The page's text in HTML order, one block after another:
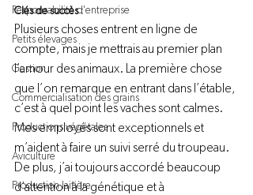
Responsabilité d'entreprise
Petits élevages
Gestion
Commercialisation des grains
Productions végétales
Aviculture
Production laitière
Clés de succès :
Plusieurs choses entrent en ligne de
compte, mais je mettrais au premier plan
l’amour des animaux. La première chose
que l’on remarque en entrant dans l’étable,
c’est à quel point les vaches sont calmes.
Mes employés sont exceptionnels et
m’aident à faire un suivi serré du troupeau.
De plus, j’ai toujours accordé beaucoup
d’attention à la génétique et à